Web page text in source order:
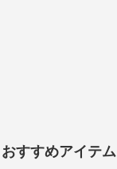
おすすめアイテム